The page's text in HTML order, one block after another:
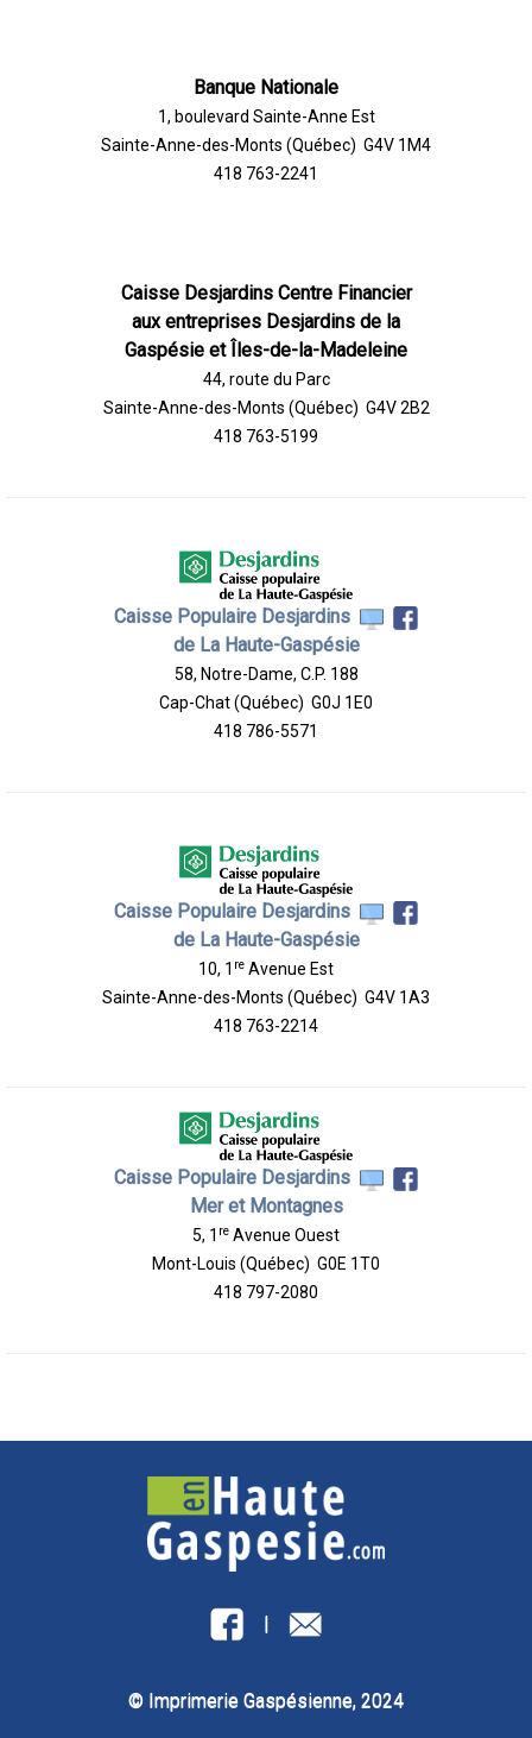
Banque Nationale
1, boulevard Sainte-Anne Est
Sainte-Anne-des-Monts (Québec) G4V 1M4
418 763-2241
Caisse Desjardins Centre Financier
aux entreprises Desjardins de la
Gaspésie et Îles-de-la-Madeleine
44, route du Parc
Sainte-Anne-des-Monts (Québec) G4V 2B2
418 763-5199
Caisse Populaire Desjardins
de La Haute-Gaspésie
58, Notre-Dame, C.P. 188
Cap-Chat (Québec) G0J 1E0
418 786-5571
Caisse Populaire Desjardins
de La Haute-Gaspésie
10, 1 re Avenue Est
Sainte-Anne-des-Monts (Québec) G4V 1A3
418 763-2214
Caisse Populaire Desjardins
Mer et Montagnes
5, 1 re Avenue Ouest
Mont-Louis (Québec) G0E 1T0
418 797-2080
|
© Imprimerie Gaspésienne, 2024